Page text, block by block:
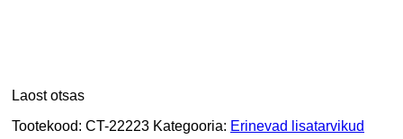
Laost otsas
Tootekood: CT-22223 Kategooria: Erinevad lisatarvikud